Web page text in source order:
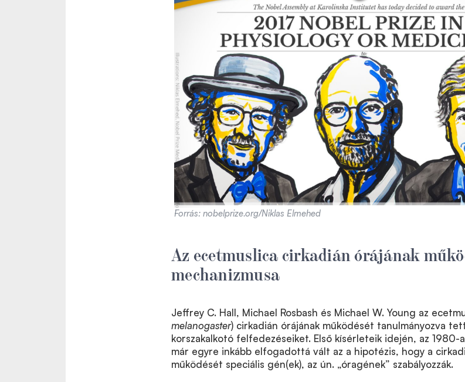
Forrás: nobelprize.org/Niklas Elmehed
Az ecetmuslica cirkadián órájának
mechanizmusa
Jeffrey C. Hall, Michael Rosbash és Michael W. Young az
melanogaster) cirkadián órájának működését tanulmányozva
korszakalkotó felfedezéseiket. Első kísérleteik idején, az 1980-
már egyre inkább elfogadottá vált az a hipotézis, hogy a
működését speciális gén(ek), az ún. „óragének” szabályozzák.